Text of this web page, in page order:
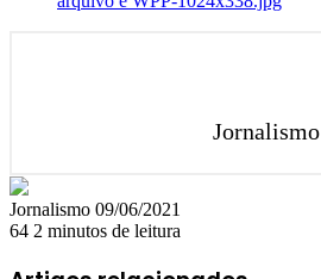
Jornalismo
Jornalismo Mande
um
mail
09/06/2021
64 2 minutos de leitura